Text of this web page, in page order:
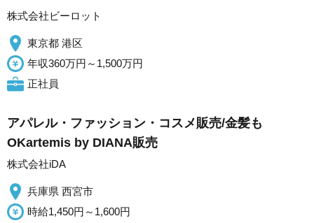
株式会社ビーロット
東京都 港区
年収360万円～1,500万円
正社員
アパレル・ファッション・コスメ販売/金髪も
OKartemis by DIANA販売
株式会社iDA
兵庫県 西宮市
時給1,450円～1,600円